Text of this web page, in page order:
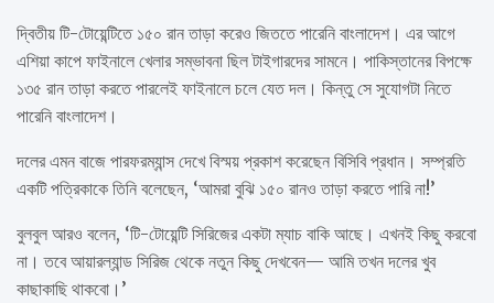
দ্বিতীয় টি-টোয়েন্টিতে ১৫০ রান তাড়া করেও জিততে পারেনি বাংলাদেশ। এর আগে
এশিয়া কাপে ফাইনালে খেলার সম্ভাবনা ছিল টাইগারদের সামনে। পাকিস্তানের বিপক্ষে
১৩৫ রান তাড়া করতে পারলেই ফাইনালে চলে যেত দল। কিন্তু সে সুযোগটা নিতে
পারেনি বাংলাদেশ।
দলের এমন বাজে পারফরম্যান্স দেখে বিস্ময় প্রকাশ করেছেন বিসিবি প্রধান। সম্প্রতি
একটি পত্রিকাকে তিনি বলেছেন, ‘আমরা বুঝি ১৫০ রানও তাড়া করতে পারি না!’
বুলবুল আরও বলেন, ‘টি-টোয়েন্টি সিরিজের একটা ম্যাচ বাকি আছে। এখনই কিছু করবো
না। তবে আয়ারল্যান্ড সিরিজ থেকে নতুন কিছু দেখবেন— আমি তখন দলের খুব
কাছাকাছি থাকবো।’